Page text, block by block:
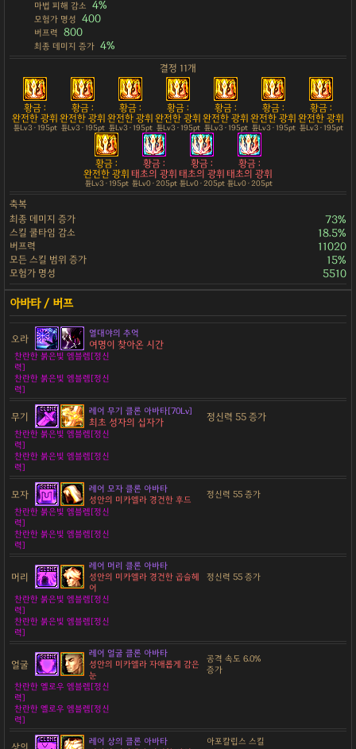
마법 피해 감소 4%
모험가 명성 400
버프력 800
최종 데미지 증가 4%
결정 11개
황금 :
완전한 광휘
튠Lv3 · 195pt
황금 :
완전한 광휘
튠Lv3 · 195pt
황금 :
완전한 광휘
튠Lv3 · 195pt
황금 :
완전한 광휘
튠Lv3 · 195pt
황금 :
완전한 광휘
튠Lv3 · 195pt
황금 :
완전한 광휘
튠Lv3 · 195pt
황금 :
완전한 광휘
튠Lv3 · 195pt
황금 :
완전한 광휘
튠Lv3 · 195pt
황금 :
태초의 광휘
튠Lv0 · 205pt
황금 :
태초의 광휘
튠Lv0 · 205pt
황금 :
태초의 광휘
튠Lv0 · 205pt
축복
최종 데미지 증가
73%
스킬 쿨타임 감소 18.5%
버프력 11020
모든 스킬 범위 증가 15%
모험가 명성 5510
오라 열대야의 추억
여명이 찾아온 시간
찬란한 붉은빛 엠블렘[정신
력]
찬란한 붉은빛 엠블렘[정신
력]
무기 레어 무기 클론 아바타[70Lv]
최초 성자의 십자가 정신력 55 증가
찬란한 붉은빛 엠블렘[정신
력]
찬란한 붉은빛 엠블렘[정신
력]
모자
레어 모자 클론 아바타
성안의 미카엘라 경건한 후드
정신력 55 증가
찬란한 붉은빛 엠블렘[정신
력]
찬란한 붉은빛 엠블렘[정신
력]
머리
레어 머리 클론 아바타
성안의 미카엘라 경건한 곱슬헤
어
정신력 55 증가
찬란한 붉은빛 엠블렘[정신
력]
찬란한 붉은빛 엠블렘[정신
력]
얼굴
레어 얼굴 클론 아바타
성안의 미카엘라 자애롭게 감은
눈
공격 속도 6.0%
증가
찬란한 옐로우 엠블렘[정신
력]
찬란한 옐로우 엠블렘[정신
력]
상의
레어 상의 클론 아바타
아포칼립스 스킬